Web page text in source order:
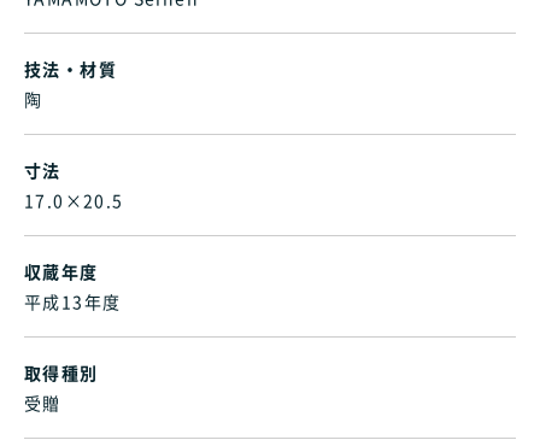
技法・材質
陶
寸法
17.0×20.5
収蔵年度
平成13年度
取得種別
受贈